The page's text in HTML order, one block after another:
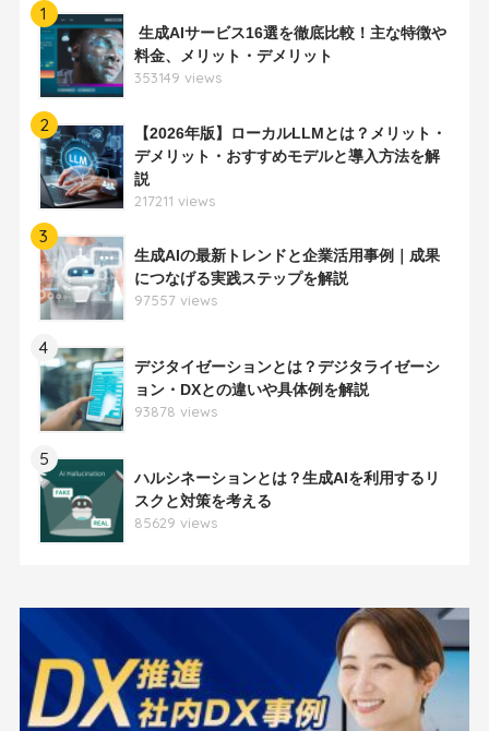
1
生成AIサービス16選を徹底比較！主な特徴や
料金、メリット・デメリット
353149 views
2
【2026年版】ローカルLLMとは？メリット・
デメリット・おすすめモデルと導入方法を解
説
217211 views
3
生成AIの最新トレンドと企業活用事例｜成果
につなげる実践ステップを解説
97557 views
4
デジタイゼーションとは？デジタライゼーシ
ョン・DXとの違いや具体例を解説
93878 views
5
ハルシネーションとは？生成AIを利用するリ
スクと対策を考える
85629 views